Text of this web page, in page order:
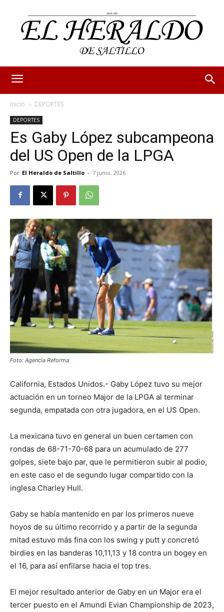
Inicio DEPORTES
DEPORTES
Es Gaby López subcampeona
del US Open de la LPGA
Por El Heraldo de Saltillo - 7 junio, 2026
Foto: Agencia Reforma
California, Estados Unidos.- Gaby López tuvo su mejor
actuación en un torneo Major de la LPGA al terminar
segunda, empatada con otra jugadora, en el US Open.
La mexicana tuvo en general un buen certamen con
rondas de 68-71-70-68 para un acumulado de 277
golpes, siete bajo par, que le permitieron subir al podio,
en este caso el de segundo lugar compartido con la
inglesa Charley Hull.
Gaby se había mantenido en par los primeros nueve
hoyos de su último recorrido y a partir de la segunda
mitad estuvo más fina con los swing y putt y concretó
birdies en las banderas 10,11,13 y 18 contra un bogey en
el 16, para así enfilarse hacia el top tres.
El mejor resultado anterior de Gaby en un Major era el
tercer puesto en el Amundi Evian Championship de 2023,